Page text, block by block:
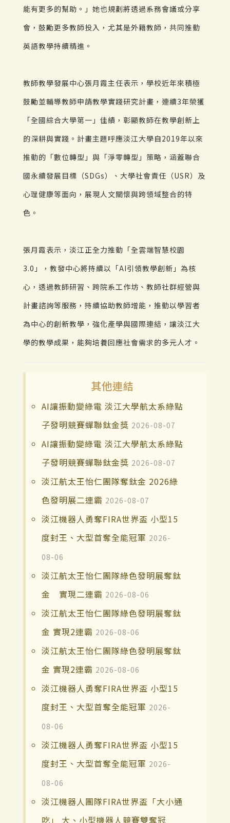
能有更多的幫助。」她也規劃將透過系務會議或分享
會，鼓勵更多教師投入，尤其是外籍教師，共同推動
英語教學持續精進。
教師教學發展中心張月霞主任表示，學校近年來積極
鼓勵並輔導教師申請教學實踐研究計畫，連續3年榮獲
「全國綜合大學第一」佳績，彰顯教師在教學創新上
的深耕與實踐。計畫主題呼應淡江大學自2019年以來
推動的「數位轉型」與「淨零轉型」策略，涵蓋聯合
國永續發展目標（SDGs）、大學社會責任（USR）及
心理健康等面向，展現人文關懷與跨領域整合的特
色。
張月霞表示，淡江正全力推動「全雲端智慧校園
3.0」，教發中心將持續以「AI引領教學創新」為核
心，透過教師研習、跨院系工作坊、教師社群經營與
計畫諮詢等服務，持續協助教師增能，推動以學習者
為中心的創新教學，強化產學與國際連結，讓淡江大
學的教學成果，能夠培養回應社會需求的多元人才。
其他連結
AI讓振動變綠電 淡江大學航太系綠點
子發明競賽蟬聯鈦金獎 2026-08-07
AI讓振動變綠電 淡江大學航太系綠點
子發明競賽蟬聯鈦金獎 2026-08-07
淡江航太王怡仁團隊奪鈦金 2026綠
色發明展二連霸 2026-08-07
淡江機器人勇奪FIRA世界盃 小型15
度封王、大型首奪全能冠軍 2026-
08-06
淡江航太王怡仁團隊綠色發明展奪鈦
金 實現二連霸 2026-08-06
淡江航太王怡仁團隊綠色發明展奪鈦
金 實現2連霸 2026-08-06
淡江航太王怡仁團隊綠色發明展奪鈦
金 實現2連霸 2026-08-06
淡江機器人勇奪FIRA世界盃 小型15
度封王、大型首奪全能冠軍 2026-
08-06
淡江機器人勇奪FIRA世界盃 小型15
度封王、大型首奪全能冠軍 2026-
08-06
淡江機器人團隊FIRA世界盃「大小通
吃」 大、小型機器人競賽雙奪冠